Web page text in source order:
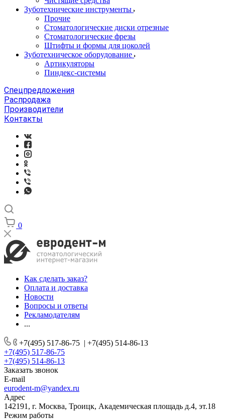
Зуботехнические инструменты
Прочие
Стоматологические диски отрезные
Стоматологические фрезы
Штифты и формы для цоколей
Зуботехническое оборудование
Артикуляторы
Пиндекс-системы
Спецпредложения
Распродажа
Производители
Контакты
0
Как сделать заказ?
Оплата и доставка
Новости
Вопросы и ответы
Рекламодателям
...
+7(495) 517-86-75 | +7(495) 514-86-13
+7(495) 517-86-75
+7(495) 514-86-13
Заказать звонок
E-mail
eurodent-m@yandex.ru
Адрес
142191, г. Москва, Троицк, Академическая площадь д.4, эт.18
Режим работы